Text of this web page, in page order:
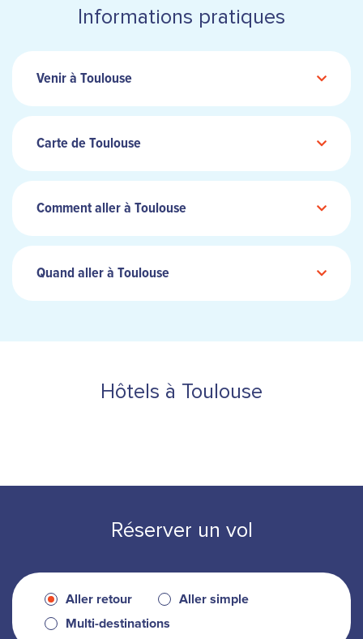
Informations pratiques
Venir à Toulouse
Carte de Toulouse
Comment aller à Toulouse
Quand aller à Toulouse
Hôtels à Toulouse
Réserver un vol
Aller retour
Aller simple
Multi-destinations